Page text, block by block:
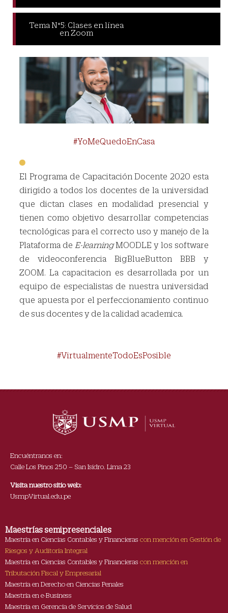
Tema N°5: Clases en línea
en Zoom
#YoMeQuedoEnCasa
El Programa de Capacitación Docente 2020 esta
dirigido a todos los docentes de la universidad
que dictan clases en modalidad presencial y
tienen como objetivo desarrollar competencias
tecnológicas para el correcto uso y manejo de la
Plataforma de E-learningMOODLE y los software
de videoconferencia BigBlueButton BBB y
ZOOM. La capacitacion es desarrollada por un
equipo de especialistas de nuestra universidad
que apuesta por el perfeccionamiento continuo
de sus docentes y de la calidad academica.
#VirtualmenteTodoEsPosible
Encuéntranos en:
Calle Los Pinos 250 – San Isidro. Lima 23
Visita nuestro sitio web:
UsmpVirtual.edu.pe
Maestrías semipresenciales
Maestría en Ciencias Contables y Financieras con mención en Gestión de
Riesgos y Auditoría Integral
Maestría en Ciencias Contables y Financieras con mención en
Tributación Fiscal y Empresarial
Maestría en Derecho en Ciencias Penales
Maestría en e-Business
Maestría en Gerencia de Servicios de Salud